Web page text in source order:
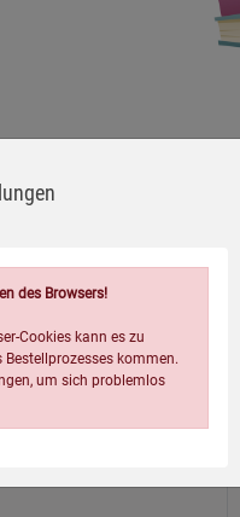
des Browsers!
Cookies kann es zu
kommen.
um sich problemlos